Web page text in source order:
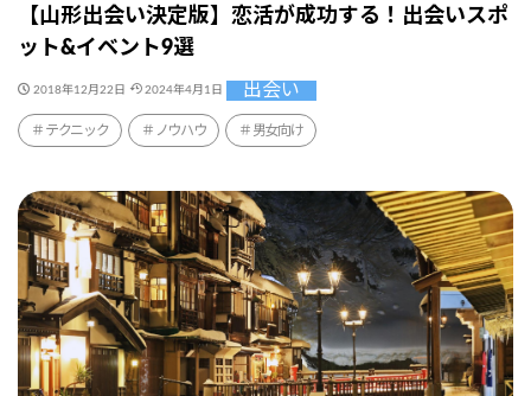
【山形出会い決定版】恋活が成功する！出会いスポ
ット&イベント9選
2018年12月22日 2024年4月1日 出会い
テクニック ノウハウ 男女向け